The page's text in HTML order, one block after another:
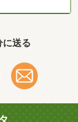
に送る